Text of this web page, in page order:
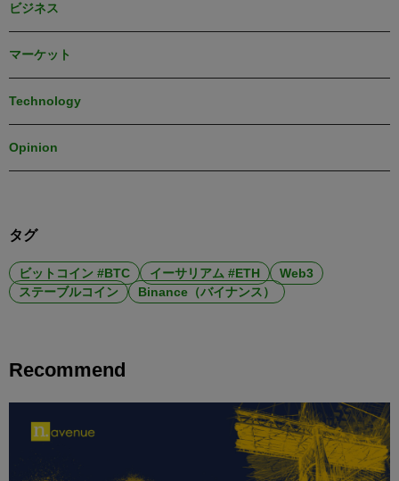
ビジネス
マーケット
Technology
Opinion
タグ
ビットコイン #BTC イーサリアム #ETH
Web3
ステーブルコイン
Binance（バイナンス）
Recommend